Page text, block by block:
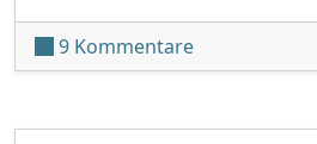
9 Kommentarezu Neue